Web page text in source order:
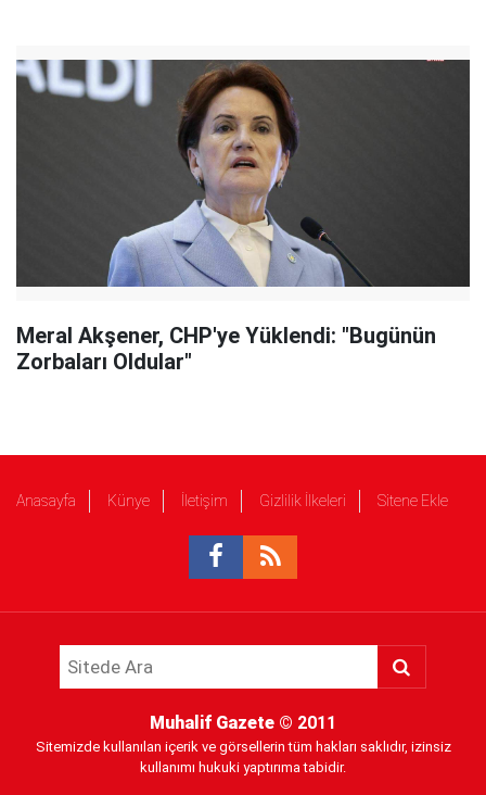
Meral Akşener, CHP'ye Yüklendi: "Bugünün
Zorbaları Oldular"
Anasayfa Künye İletişim Gizlilik İlkeleri Sitene Ekle
Muhalif Gazete © 2011
Sitemizde kullanılan içerik ve görsellerin tüm hakları saklıdır, izinsiz
kullanımı hukuki yaptırıma tabidir.